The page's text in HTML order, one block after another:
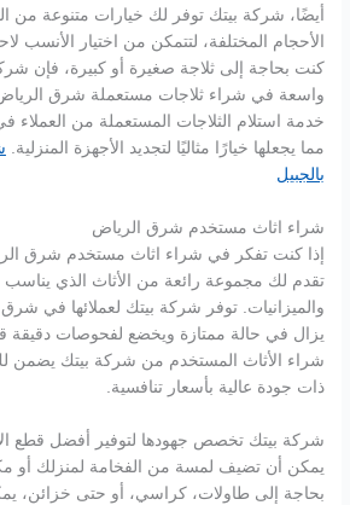
أيضًا، شركة بيتك توفر لك خيارات متنوعة من
الأحجام المختلفة، لتتمكن من اختيار الأنسب
كنت بحاجة إلى ثلاجة صغيرة أو كبيرة، فإن
واسعة في شراء ثلاجات مستعملة شرق
خدمة استلام الثلاجات المستعملة من العملاء
مما يجعلها خيارًا مثاليًا لتجديد الأجهزة المنزلية.
بالجبيل
شراء اثاث مستخدم شرق الرياض
إذا كنت تفكر في شراء اثاث مستخدم شرق
تقدم لك مجموعة رائعة من الأثاث الذي يناسب
والميزانيات. توفر شركة بيتك لعملائها في شرق
يزال في حالة ممتازة ويخضع لفحوصات دقيقة
شراء الأثاث المستخدم من شركة بيتك يضمن
ذات جودة عالية بأسعار تنافسية.
شركة بيتك تخصص جهودها لتوفير أفضل قطع
يمكن أن تضيف لمسة من الفخامة لمنزلك أو
بحاجة إلى طاولات، كراسي، أو حتى خزائن،